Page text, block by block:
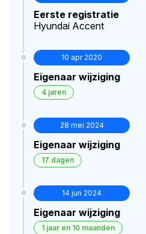
Eerste registratie
Hyundai Accent
10 apr 2020
Eigenaar wijziging
4 jaren
28 mei 2024
Eigenaar wijziging
17 dagen
14 jun 2024
Eigenaar wijziging
1 jaar en 10 maanden